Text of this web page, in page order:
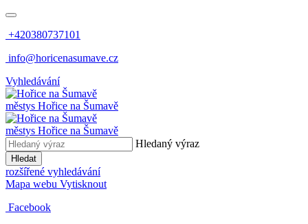
+420380737101
info@horicenasumave.cz
Vyhledávání
městys Hořice na Šumavě
městys Hořice na Šumavě
Hledaný výraz
Hledat
rozšířené vyhledávání
Mapa webu Vytisknout
Facebook